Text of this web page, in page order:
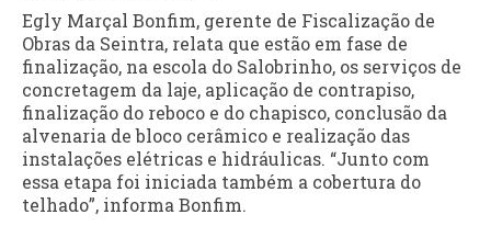
Egly Marçal Bonfim, gerente de Fiscalização de
Obras da Seintra, relata que estão em fase de
finalização, na escola do Salobrinho, os serviços de
concretagem da laje, aplicação de contrapiso,
finalização do reboco e do chapisco, conclusão da
alvenaria de bloco cerâmico e realização das
instalações elétricas e hidráulicas. “Junto com
essa etapa foi iniciada também a cobertura do
telhado”, informa Bonfim.